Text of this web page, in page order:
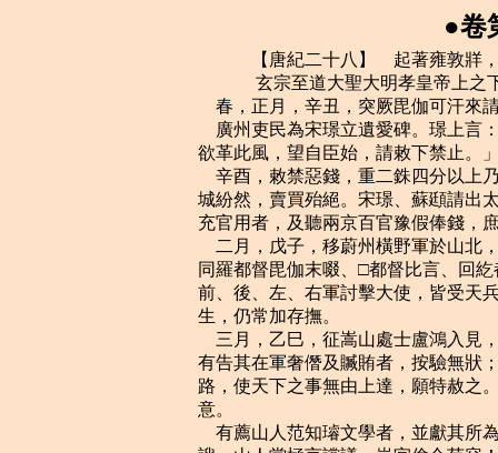
●卷
　　【唐紀二十八】　起著雍敦牂，盡旃蒙赤奮若，凡八年。
    　　 玄宗至道大聖大明孝皇帝上之下開元六年（戊午，公元七一八年）
    春，正月，辛丑，突厥毘伽可汗來請和；許之。
    廣州吏民為宋璟立遺愛碑。璟上言：「臣在州無它異跡，今以臣光寵，成彼謅諛；
欲革此風，望自臣始，請敕下禁止。」上從之。於是它州皆不敢立。
    辛酉，敕禁惡錢，重二銖四分以上乃得行。斂人間惡錢熔之，更鑄如式錢。於是京
城紛然，賣買殆絕。宋璟、蘇頲請出太府錢二萬緡置南北方，以平價買百姓不售之物可
充官用者，及聽兩京百官豫假俸錢，庶使良錢流布人間；從之。
    二月，戊子，移蔚州橫野軍於山北，屯兵三萬，為九姓之援；以拔曳固都督頡質略、
同羅都督毘伽末啜、□都督比言、回紇都督夷健頡利發、僕固都督曳勒歌等各出騎兵為
前、後、左、右軍討擊大使，皆受天兵軍節度。有所討捕，量宜追集；無事各歸部落營
生，仍常加存撫。
    三月，乙巳，征嵩山處士盧鴻入見，拜諫議大夫；鴻固辭。天兵軍使張嘉貞入朝，
有告其在軍奢僭及贓賄者，按驗無狀；上欲反坐告者，嘉貞奏曰：「今若罪之，恐塞言
路，使天下之事無由上達，願特赦之。」其人遂得減死。上由是以嘉貞為忠，有大用之
意。
    有薦山人范知璿文學者，並獻其所為文，宋璟判之曰：「觀其《良宰論》，頗涉佞
諛。山人當極言讜議，豈宜偷合苟容！文章若高，自宜從選舉求試，不可別奏。」
    夏，四月，戊子，河南參軍鄭銑、硃陽丞郭仙舟投匭獻詩，敕曰：「觀其文理，乃
崇道法；至於時用，不切事情。宜各從所好。」並罷官，度為道士。
    五月，辛亥，以突騎施都督蘇祿為左羽林大將軍、順國公，充金方道經略大使。
    契丹王李失活卒，癸巳，以其弟娑固代之。
    秋，八月，頒鄉飲酒禮於州縣，令每歲十二月行之。
    唐初，州縣官俸，皆令富戶掌錢，出息以給之；息至倍稱，多破產者。秘書少監崔
沔上言，請計州縣官所得俸，於百姓常賦之外，微有所加以給之。從之。
    冬，十一月，辛卯，車駕至西京。
    戊辰，吐蕃奉表請和，乞舅甥親署誓文，及令彼此宰相皆著名於其上。
    宋璟奏：「括州員外司馬李邕、儀州司馬鄭勉，並有才略文詞，但性多異端，好是
非改變；若全引進，則咎悔必至，若長棄捐，則才用可惜，請除渝、硤二州剌史。」又
奏：「大理卿元行沖素稱才行，初用之時，實允歛議；當事之後，頗非稱積，請復以為
左散騎常侍，以李朝隱代之。陸象先閒於政體，寬不容非，請以為河南尹。」從之。
    　　 玄宗至道大聖大明孝皇帝上之下開元七年（己未，公元七一九年）
    春，二月，俱密王那羅延、康王烏勒伽、安王篤薩波提皆上表言為大食所侵掠，乞
兵救援。
    敕太府及府縣出粟十萬石□之，以斂人間惡錢，送少府銷毀。
    三月，乙卯，以左武衛大將軍、檢校內外閒廄使、苑內營田使王毛仲行太僕卿。毛
仲嚴察有干力，萬騎功臣、閒廄官吏皆憚之，苑內所收常豐溢。上以為能，故有寵。雖
有外第，常居閒廄側內宅，上或時不見，則悄然若有所失；宦官楊思勖、高力士皆畏避
之。
    渤海王大祚榮卒；丙辰，命其子武藝襲位。
    夏，四月，壬午，開府儀同三司祁公王仁皎薨。其子駙馬都尉守一請用竇孝諶例，
築墳高五丈一尺；上許之。宋璟、蘇頲固爭，以為：「准令，一品墳高一丈九尺，其陪
陵者高出三丈而已。竇太尉墳，議者頗譏其高大，當時無人極言其失，豈可今日復踵而
為之！昔太宗嫁女，資送過於長公主。魏徵進諫，太宗既用其言，文德皇後亦賞之。豈
若韋庶人崇其父墳，號曰酆陵，以自速其禍乎！夫以後父之尊，欲高大其墳，何足為難！
而臣等再三進言者，蓋欲成中宮之美耳。況今日所為，當傳無窮，永以為法，可不慎
乎！」上悅曰：「朕每欲正身率下，況於妻子，何敢私之！然此乃人所難言，卿能固守
典禮，以成朕美，垂法將來，誠所望也。」賜璟、頲帛四百匹。
    五月，乙丑朔，日有食之。上素服以俟變，徹樂減膳，命中書、門下察系囚，賑饑
乏，勸農功。辛卯，宋璟等奏曰：「陛下勤恤人隱，此誠蒼生之福。然臣聞日食修德，
月食修刑；親君子，遠小人，絕女謁，除讒慝，所謂修德也。君子恥言浮於行，苟推至
誠以行之，不必數下制書也。」
    六月，戊辰，吐蕃復遣使請上親署誓文；上不許，曰：「昔歲誓約已定，苟信不由
衷，亟誓何益！」
    秋，閏七月，右補闕盧履冰上言：「禮，父在為母服周年，則天皇後改服齊衰三年，
請復其舊。」上下其議。左散騎常侍褚無量以履冰議為是；諸人爭論，連年不決。八月，
辛卯，敕自今五服並依《喪服傳》文，然士大夫議論猶不息，行之各從其意。無量歎曰：
「聖人豈不知母恩之厚乎？厭降之禮，所以明尊卑、異戎狄也。俗情膚淺，不知聖人之
心，一紊其制，誰能正之！」
    九月，甲寅，徙宋王憲為寧王。上嘗從覆道中見衛士食畢，棄餘食於竇中，怒，欲
杖殺之；左右莫敢言。憲從容諫曰：「陛下從覆道中窺人過失而殺之，臣恐人人不自安。
且陛下惡棄食於地者，為食可以養人也；今以餘食殺人，無乃失其本乎！」上大悟，蹶
然起曰：「微兄，幾至濫刑。」遽釋衛士。是日，上宴飲極歡，自解紅玉帶，並所乘馬
以賜憲。
    冬，十月，辛卯，上幸驪山溫湯；癸卯，還宮。
    壬子，冊拜突騎施蘇祿為忠順可汗。
    十一月，壬申，契丹王李娑固與公主入朝。
    上以岐山令王仁琛，籓邸故吏，墨敕令與五品官。宋璟奏：「故舊恩私，則有大例，
除官資歷，非無公道。仁琛向緣舊恩，已獲優改，今若再蒙超獎，遂於諸人不類；又是
後族，須杜輿言。乞下吏部檢勘，苟無負犯，於格應留，請依資稍優注擬。」從之。
    選人宋元超於吏部自言侍中璟之叔父，冀得優假。璟聞之，牒吏部雲：「元超，璟
之三從叔，常在洛城，不多參見。既不敢緣尊輒隱，又不願以私害公。向者無言，自依
大例，既有聲聽，事須矯枉；請放。」寧王憲奏選人薛嗣先請授微官，事下中書、門下。
璟奏：「嗣先兩選齋郎，雖非灼然應留，以懿親之故，固應微假官資。在景龍中，常有
墨敕處分，謂之斜封。自大明臨御，茲事杜絕，行一賞，命一官，必是緣功與才，皆歷
中書、門下。至公之道，唯聖能行。嗣先幸預姻戚，不為屈法，許臣等商量，望付吏部
知，不出正敕。」從之。
    先是，朝集使往往□貨入京師，及春將還，多遷官；宋璟奏一切勒還，以革其弊。
    是歲，置劍南節度使，領益、彭等二十五州。
    　　 玄宗至道大聖大明孝皇帝上之下開元八年（庚申，公元七二零年）
    春，正月，丙辰，左散騎常侍褚無量卒。辛酉，命右散騎常侍元行沖整比群書。
    侍中宋璟疾負罪而妄訴不已者，悉付御史台治之。謂中丞李謹度曰：「服不更訴者
出之，尚訴未已者且系。」由是人多怨者。會天旱有魃，優人作魃狀戲於上前，問魃：
「何為出？」對曰：「奉相公處分。」又問：「何故？」魃曰：「負冤者三百餘人，相
公悉以系獄抑之，故魃不得不出。」上心以為然。時璟與中書侍郎、同平章事蘇頲建議
嚴禁惡錢，江、淮間惡錢尤甚，璟以監察御史蕭隱之充使括惡錢。隱之嚴急煩擾，怨嗟
盈路，上於是貶隱之官。辛巳，罷璟為開府儀同三司，頲為禮部尚書。以京兆尹源乾曜
為黃門侍郎，并州長史張嘉貞為中書侍郎，並同平章事。於是弛錢禁，惡錢復行矣。
    二月，戊戌，皇子敏卒，追立為懷王，謚曰哀。
    壬子，敕以役莫重於軍府，一為衛士，六十乃免，宜促其歲限，使百姓更迭為之。
    夏，四月，丙午，遣使賜烏長王、骨咄王、俱位王冊命。三國皆在大食之西，大食
欲誘之叛唐，三國不從，故褒之。
    五月，辛酉，復置十道按察使。
    丁卯，以源乾曜為侍中，張嘉貞為中書令。
    乾曜上言：「形要之家多任京官，使俊乂之士沉廢於外。臣三子皆在京，請出其二
人。」上從之。因下制稱乾曜之公，命文武官效之，於是出者百餘人。
    張嘉貞吏事強敏，而剛躁自用。中書捨人苗延嗣、呂太一、考功員外郎員嘉靜、殿
中侍御史崔訓皆嘉貞所引進，常與之議政事。四人頗招權，時人語曰：「令公四俊，苗、
呂、崔、員。」
    六月，瀍、穀漲溢，漂溺幾二千人。
    突厥降戶僕固都督勺磨及□夾跌部落散居受降城側，朔方大使王晙言其陰引突厥，
謀陷軍城，密奏請誅之。誘勺磨等宴於受降城，伏兵悉殺之，河曲降戶殆盡。拔曳固、
同羅諸部在大同、橫野軍之側者，聞之皆忷懼。秋，并州長史、天兵節度大使張說引二
十騎，持節即其部落慰撫之，因宿其帳下。副使李憲以虜情難信，馳書止之。說復書曰：
「吾肉非黃羊，必不畏食；血非野馬，必不畏刺。士見危致命，此吾效死之秋也。」拔
曳固、同羅由是遂安。
    冬，十月，辛巳，上行幸長春宮；壬午，畋於下邽。
    上禁約諸王，不使與群臣交結。光祿少卿駙馬都尉裴虛己與岐王范游宴，仍私挾讖
緯；戊子，流虛己於新州，離其公主。萬年尉劉庭琦、太祝張諤數與范飲酒賦詩，貶庭
琦雅州司戶，諤山茌丞。然待范如故，謂左右曰：「吾兄弟自無間，但趨競之徒強相托
附耳。吾終不以此責兄弟也。」上嘗不豫，薛王業妃弟內直郎韋賓與殿中監皇甫恂私議
休咎；事覺，賓杖死，恂貶錦州刺史。業與妃惶懼待罪，上降階執業手曰：「吾若有心
猜兄弟者，天地實殛之。」即與之宴飲，仍慰諭妃，令復位。
    十一月，乙卯，上還京師。
    辛未，突厥寇甘、涼等州，敗河西節度使楊敬述，掠契苾部落而去。先是，朔方大
總管王晙奏請西發拔悉密，東方奚、契丹，期以今秋掩毘伽牙帳於稽落水上；毘伽聞之，
大懼。暾欲谷曰：「不足畏也。拔悉密在北庭，與奚、契丹相去絕遠，勢不相及；朔方
兵計亦不能來此。必若能來，俟其垂至，徙牙帳北行三日，唐兵食盡自去矣。且拔悉密
輕而好利，得王晙之約，必喜而先至。晙與張嘉貞不相悅，奏請多不相應，必不敢出兵。
晙兵不出，拔悉密獨至，擊而取之，勢甚易耳。」
    既而拔悉密果發兵逼突厥牙帳，而朔方及奚、契丹兵不至，拔悉密懼，引退。毘伽
欲擊之，暾欲谷曰：「此屬去家千里，將死戰，未可擊也。不如以兵躡之。」去北庭二
百裡，暾欲谷分兵間道先圍北庭，因縱兵擊拔悉密，大破之。拔悉密眾潰走，趨北庭，
不得入，盡為突厥所虜。
    暾欲谷引兵還，出赤亭，掠涼州羊馬，楊敬述遣裨將盧公利、判官元澄將兵邀擊之。
暾欲谷謂其眾曰：「吾乘勝而來，敬述出兵，破之必矣。」公利等至刪丹，與暾欲谷遇，
唐兵大敗，公利，澄脫身走。毘伽由是大振，盡有默啜之眾。
    契丹牙官可突干驍勇得眾心，李娑固猜畏，欲去之。是歲，可突干舉兵擊娑固，娑
固敗奔營州。營州都督許欽澹遣安東都護薛泰帥驍勇五百與奚王李大酺奉娑固以討之，
戰敗，娑固、李大酺皆為可突干所殺，生擒薛泰，營州震恐。許欽澹移軍入渝關，可突
干立娑固從父弟郁干為主，遣使請罪。上赦可突干之罪，以郁干為松漠都督，以李大酺
之弟魯蘇為饒樂都督。
    　　 玄宗至道大聖大明孝皇帝上之下開元九年（辛酉，公元七二一年）
    春，正月，制削楊敬述官爵，以白衣檢校涼州都督，仍充諸使。
    丙辰，改蒲州為河中府，置中都官僚，一准京兆、河南。
    丙寅，上幸驪山溫湯；乙亥，還宮。
    監察御史宇文融上言：「天下戶口逃移，巧偽甚眾，請加檢括。」融，弼之玄孫也，
源乾曜素愛其才，贊成之。二月，乙酉，敕有司議招集流移、按詰巧偽之法以聞。
    丙戌，突厥毘伽復使來求和。上賜書，諭以「曩昔國家與突厥和親，華、夷安逸，
甲兵休息；國家買突厥羊馬，突厥受國家繒帛，彼此豐給。自數十年來，不復如舊，正
由默啜無信，口和心叛，數出盜兵，寇抄邊鄙，人怨神怒，隕身喪元，吉兇之驗，皆可
汗所見。今復蹈前跡，掩襲甘、涼，隨遣使人，更來求好。國家如天之覆，如海之容，
但取來情，不追往咎。可汗果有誠心，則共保遐福；不然，無煩使者徒爾往來。若其侵
邊，亦有以待。可汗其審圖之！」
    丁亥，制：「州縣逃亡戶口聽百日自首，或於所在附籍，或牒歸故鄉，各從所欲。
過期不首，即加檢括，謫徙邊州；公私敢容庇者抵罪。」以宇文融充使，括逃移戶口及
籍外田，所獲巧偽甚眾。遷兵部員外郎兼侍御史。融奏置勸農判官十人，並攝御史，分
行天下。其新附客戶，免六年賦調。使者競為刻急，州縣承風勞擾，百姓苦之。陽翟尉
皇甫憬上疏言其狀；上方任融，貶憬盈川尉。州縣希旨，務於獲多，虛張其數，或以實
戶為客，凡得戶八十餘萬，田亦稱是。
    蘭池州胡康待賓誘諸降戶同反，夏，四月，攻陷六胡州，有眾七萬，進逼夏州。命
朔方總管王晙、隴右節度使郭知運共討之。
    戊戌，敕：「京官五品以上，外官剌史、四府上佐，各舉縣令一人，視其政善惡，
為舉者賞罰。」
    以太僕卿王毛仲為朔方道防御討擊大使，使與王晙及天兵軍節度大使張說相知討康
待賓。
    六月，己卯，罷中都，復為蒲州。
    蒲州刺史陸象先政尚寬簡，吏民有罪，多曉諭遣之。州錄事言於象先曰：「明公不
施棰撻，何以示威！」象先曰：「人情不遠，此屬豈不解吾言邪？必欲棰撻以示威，當
從汝始！」錄事慚而退。象先嘗謂人曰：「天下本無事，但庸人擾之耳。苟清其源，何
憂不治！」
    秋，七月，己酉，王晙大破康待賓，生擒之，殺叛胡萬五千人。辛酉，集四夷酋長，
腰斬康待賓於西市。先是，叛胡潛與黨項通謀，攻銀城、連谷，據其倉庾，張說將步騎
萬人出合河關掩擊，大破之。追至駱駝堰，黨項乃更與胡戰，胡眾潰，西走入鐵建山。
說安集黨項，使復其居業。討擊使阿史那獻以黨項翻覆，請並誅之，說曰：「王者之師，
當伐叛柔服，豈可殺已降邪！」因奏置麟州，以鎮撫黨項餘眾。
    九月，乙巳朔，日有食之。
    康待賓之反也，詔郭知運與王晙相知討之；晙上言，朔方兵自有餘力，請敕知運還
本軍。未報，知運已至，由是與晙不協。晙所招降者，知運復縱兵擊之；虜以晙為賣己，
由是復叛。上以不能遂定群胡，丙午，貶晙為梓州刺史。
    丁未，梁文獻公姚崇薨，遺令：「佛以清淨慈悲為本，而愚者寫經造像，冀以求福。
昔周、齊分據天下，周則毀經像而修甲兵，齊則崇塔廟而馳刑政，一朝合戰，齊滅周興。
近者諸武、諸韋，造寺度人，不可勝紀，無救族誅。汝曹勿效兒女子終身不寤，追薦冥
福。道士見僧獲利，效其所為，尤不可延之於家。